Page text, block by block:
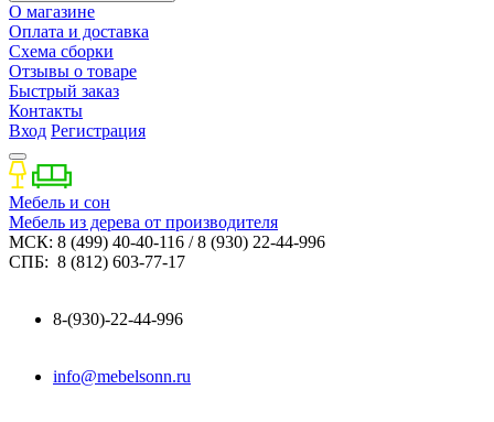
О магазине
Оплата и доставка
Схема сборки
Отзывы о товаре
Быстрый заказ
Контакты
Вход Регистрация
Мебель и сон
Мебель из дерева от производителя
МСК: 8 (499) 40-40-116 / 8 (930) 22-44-996
СПБ: 8 (812) 603-77-17
8-(930)-22-44-996
info@mebelsonn.ru